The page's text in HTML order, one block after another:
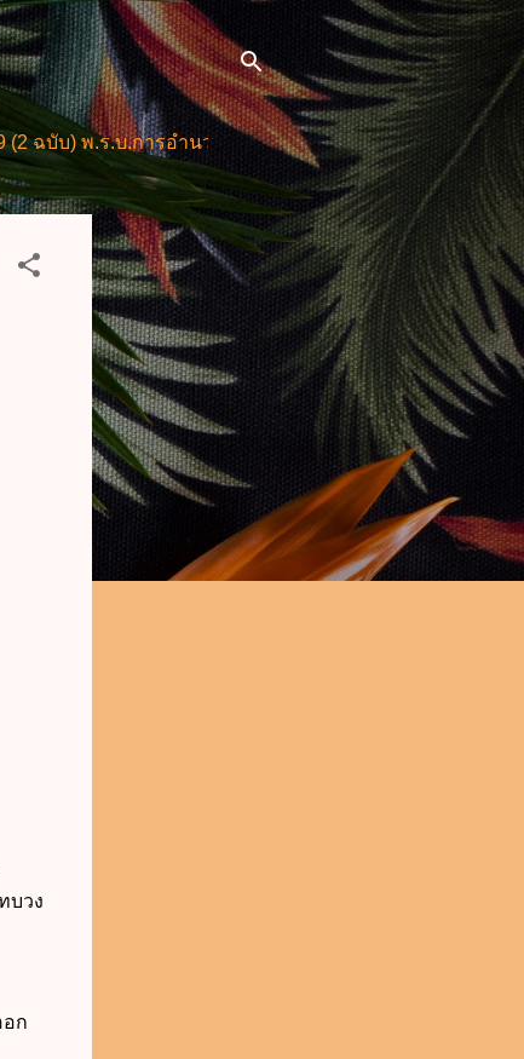
.บ.การอำนวยการความสะดวกในการพิจารณาอนุญาตและ
บวง
ก